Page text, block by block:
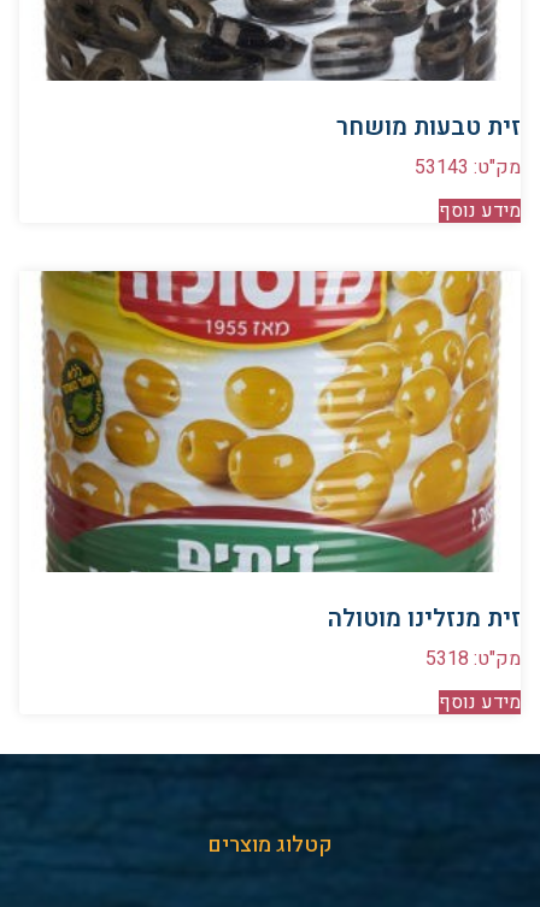
זית טבעות מושחר
מק"ט: 53143
מידע נוסף
זית מנזלינו מוטולה
מק"ט: 5318
מידע נוסף
קטלוג מוצרים